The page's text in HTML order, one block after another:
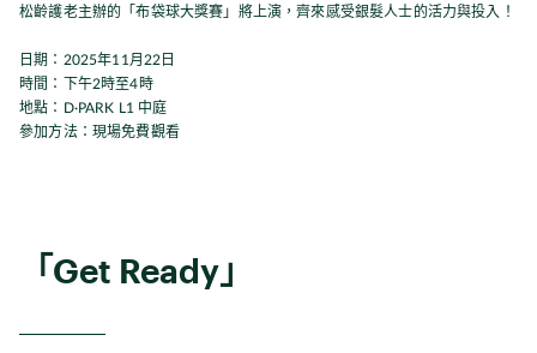
松齡護老主辦的「布袋球大獎賽」將上演，齊來感受銀髮人士的活力與投入！
日期：2025年11月22日
時間：下午2時至4時
地點：D·PARK L1 中庭
參加方法：現場免費觀看
「Get Ready 」